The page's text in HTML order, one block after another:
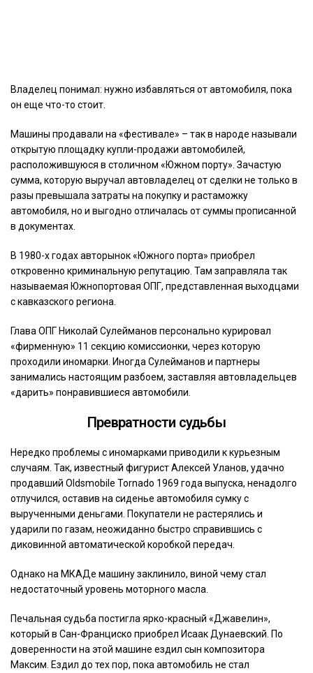
Владелец понимал: нужно избавляться от автомобиля, пока
он еще что-то стоит.
Машины продавали на «фестивале» – так в народе называли
открытую площадку купли-продажи автомобилей,
расположившуюся в столичном «Южном порту». Зачастую
сумма, которую выручал автовладелец от сделки не только в
разы превышала затраты на покупку и растаможку
автомобиля, но и выгодно отличалась от суммы прописанной
в документах.
В 1980-х годах авторынок «Южного порта» приобрел
откровенно криминальную репутацию. Там заправляла так
называемая Южнопортовая ОПГ, представленная выходцами
с кавказского региона.
Глава ОПГ Николай Сулейманов персонально курировал
«фирменную» 11 секцию комиссионки, через которую
проходили иномарки. Иногда Сулейманов и партнеры
занимались настоящим разбоем, заставляя автовладельцев
«дарить» понравившиеся автомобили.
Превратности судьбы
Нередко проблемы с иномарками приводили к курьезным
случаям. Так, известный фигурист Алексей Уланов, удачно
продавший Oldsmobile Tornado 1969 года выпуска, ненадолго
отлучился, оставив на сиденье автомобиля сумку с
вырученными деньгами. Покупатели не растерялись и
ударили по газам, неожиданно быстро справившись с
диковинной автоматической коробкой передач.
Однако на МКАДе машину заклинило, виной чему стал
недостаточный уровень моторного масла.
Печальная судьба постигла ярко-красный «Джавелин»,
который в Сан-Франциско приобрел Исаак Дунаевский. По
доверенности на этой машине ездил сын композитора
Максим. Ездил до тех пор, пока автомобиль не стал